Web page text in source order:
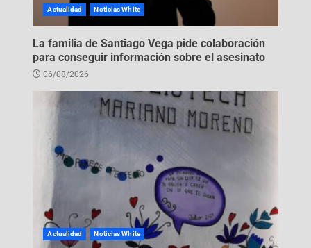
Actualidad Noticias White
La familia de Santiago Vega pide colaboración
para conseguir información sobre el asesinato
06/08/2026
Actualidad Noticias White